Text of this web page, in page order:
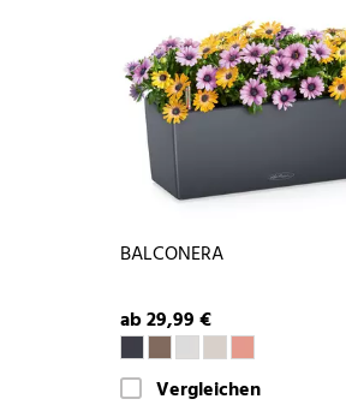
BALCONERA
ab 29,99 €
Vergleichen